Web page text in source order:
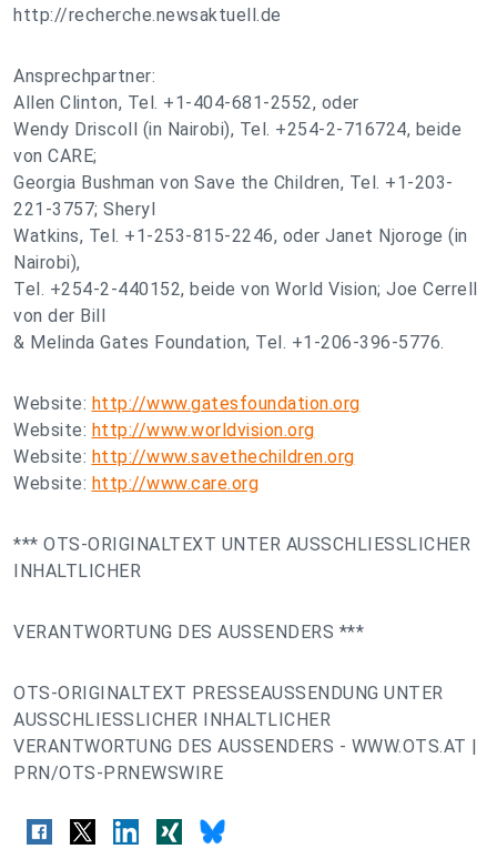
http://recherche.newsaktuell.de
Ansprechpartner:
Allen Clinton, Tel. +1-404-681-2552, oder
Wendy Driscoll (in Nairobi), Tel. +254-2-716724, beide
von CARE;
Georgia Bushman von Save the Children, Tel. +1-203-
221-3757; Sheryl
Watkins, Tel. +1-253-815-2246, oder Janet Njoroge (in
Nairobi),
Tel. +254-2-440152, beide von World Vision; Joe Cerrell
von der Bill
& Melinda Gates Foundation, Tel. +1-206-396-5776.
Website: http://www.gatesfoundation.org
Website: http://www.worldvision.org
Website: http://www.savethechildren.org
Website: http://www.care.org
*** OTS-ORIGINALTEXT UNTER AUSSCHLIESSLICHER
INHALTLICHER
VERANTWORTUNG DES AUSSENDERS ***
OTS-ORIGINALTEXT PRESSEAUSSENDUNG UNTER
AUSSCHLIESSLICHER INHALTLICHER
VERANTWORTUNG DES AUSSENDERS - WWW.OTS.AT |
PRN/OTS-PRNEWSWIRE